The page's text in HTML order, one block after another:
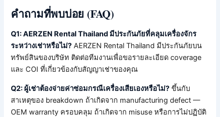
คำถามที่พบบ่อย (FAQ)
Q1: AERZEN Rental Thailand มีประกันภัยที่คลุมเครื่องจักร
ระหว่างเช่าหรือไม่? AERZEN Rental Thailand มีประกันภัยบน
ทรัพย์สินของบริษัท ติดต่อทีมงานเพื่อขอรายละเอียด coverage
และ COI ที่เกี่ยวข้องกับสัญญาเช่าของคุณ
Q2: ผู้เช่าต้องจ่ายค่าซ่อมกรณีเครื่องเสียเองหรือไม่? ขึ้นกับ
สาเหตุของ breakdown ถ้าเกิดจาก manufacturing defect —
OEM warranty ครอบคลุม ถ้าเกิดจาก misuse หรือการไม่ปฏิบัติ